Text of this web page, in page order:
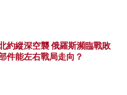
約縱深空襲 俄羅斯瀕臨戰敗
件能左右戰局走向？